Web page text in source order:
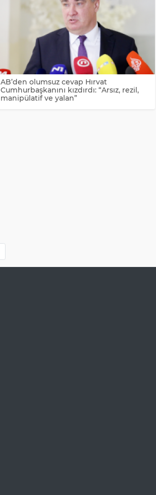
AB’den olumsuz cevap Hırvat
Cumhurbaşkanını kızdırdı: “Arsız, rezil,
manipülatif ve yalan”